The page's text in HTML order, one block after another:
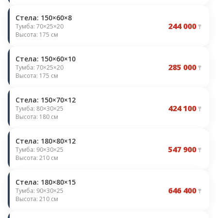
Стела: 150×60×8
Тумба: 70×25×20
Высота: 175 см
244 000 ₸
Стела: 150×60×10
Тумба: 70×25×20
Высота: 175 см
285 000 ₸
Стела: 150×70×12
Тумба: 80×30×25
Высота: 180 см
424 100 ₸
Стела: 180×80×12
Тумба: 90×30×25
Высота: 210 см
547 900 ₸
Стела: 180×80×15
Тумба: 90×30×25
Высота: 210 см
646 400 ₸